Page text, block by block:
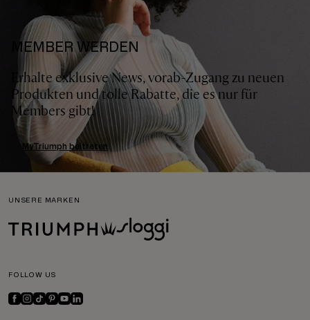
MEMBER WERDEN
Erhalte exklusive News, vorab-Zugang zu neuen
Produkten und tolle Rabatte, die es nur für
Members gibt!
MyTriumph beitreten
UNSERE MARKEN
FOLLOW US